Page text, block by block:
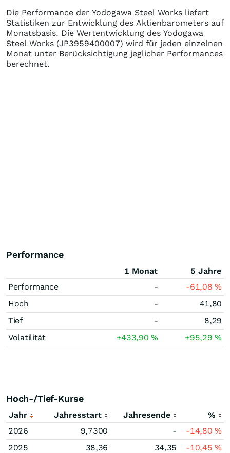
Die Performance der Yodogawa Steel Works liefert
Statistiken zur Entwicklung des Aktienbarometers auf
Monatsbasis. Die Wertentwicklung des Yodogawa
Steel Works (JP3959400007) wird für jeden einzelnen
Monat unter Berücksichtigung jeglicher Performances
berechnet.
Performance
1 Monat
5 Jahre
Performance
- -61,08%
Hoch
-
41,80
Tief
-
8,29
Volatilität
+433,90% +95,29%
Hoch-/Tief-Kurse
Jahr Jahresstart Jahresende
%
2026
9,7300 - -14,80%
2025
38,36 34,35 -10,45%